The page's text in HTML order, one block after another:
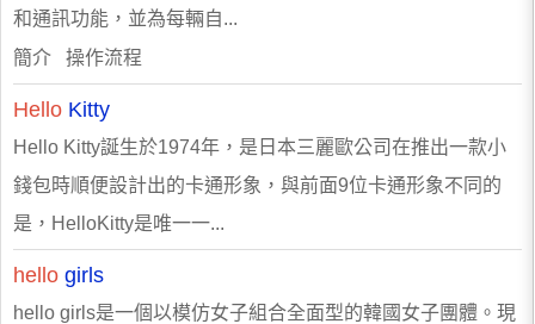
和通訊功能，並為每輛自...
簡介 操作流程
Hello Kitty
Hello Kitty誕生於1974年，是日本三麗歐公司在推出一款小
錢包時順便設計出的卡通形象，與前面9位卡通形象不同的
是，HelloKitty是唯一一...
hello girls
hello girls是一個以模仿女子組合全面型的韓國女子團體。現